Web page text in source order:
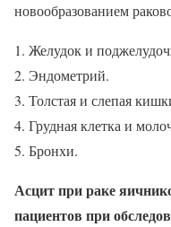
новообразованием
Желудок и
Эндометрий.
Толстая и слепая
Грудная клетка и
Бронхи.
Асцит при раке
пациентов при